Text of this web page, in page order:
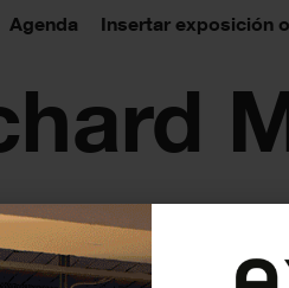
Agenda Insertar exposición